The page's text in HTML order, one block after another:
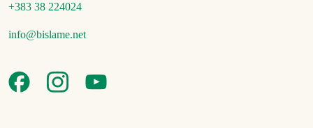
+383 38 224024
info@bislame.net